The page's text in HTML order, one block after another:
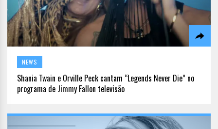
NEWS
Shania Twain e Orville Peck cantam “Legends Never Die” no
programa de Jimmy Fallon televisão